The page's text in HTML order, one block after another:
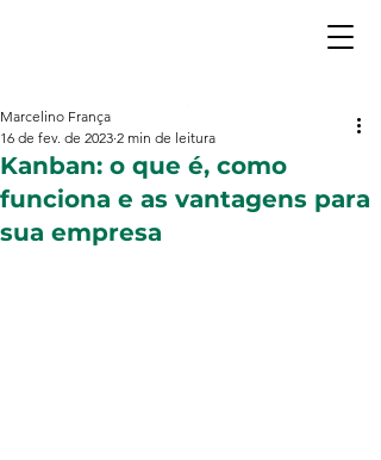
Kanban: o que é, como
funciona e as vantagens para
sua empresa
Marcelino França
16 de fev. de 2023 2 min de leitura